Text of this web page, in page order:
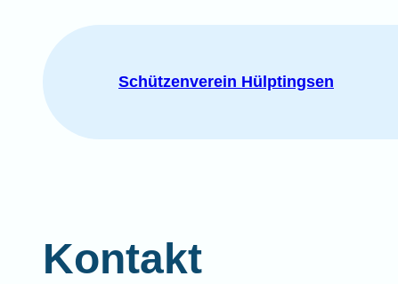
springen
Schützenverein Hülptingsen
Kontakt